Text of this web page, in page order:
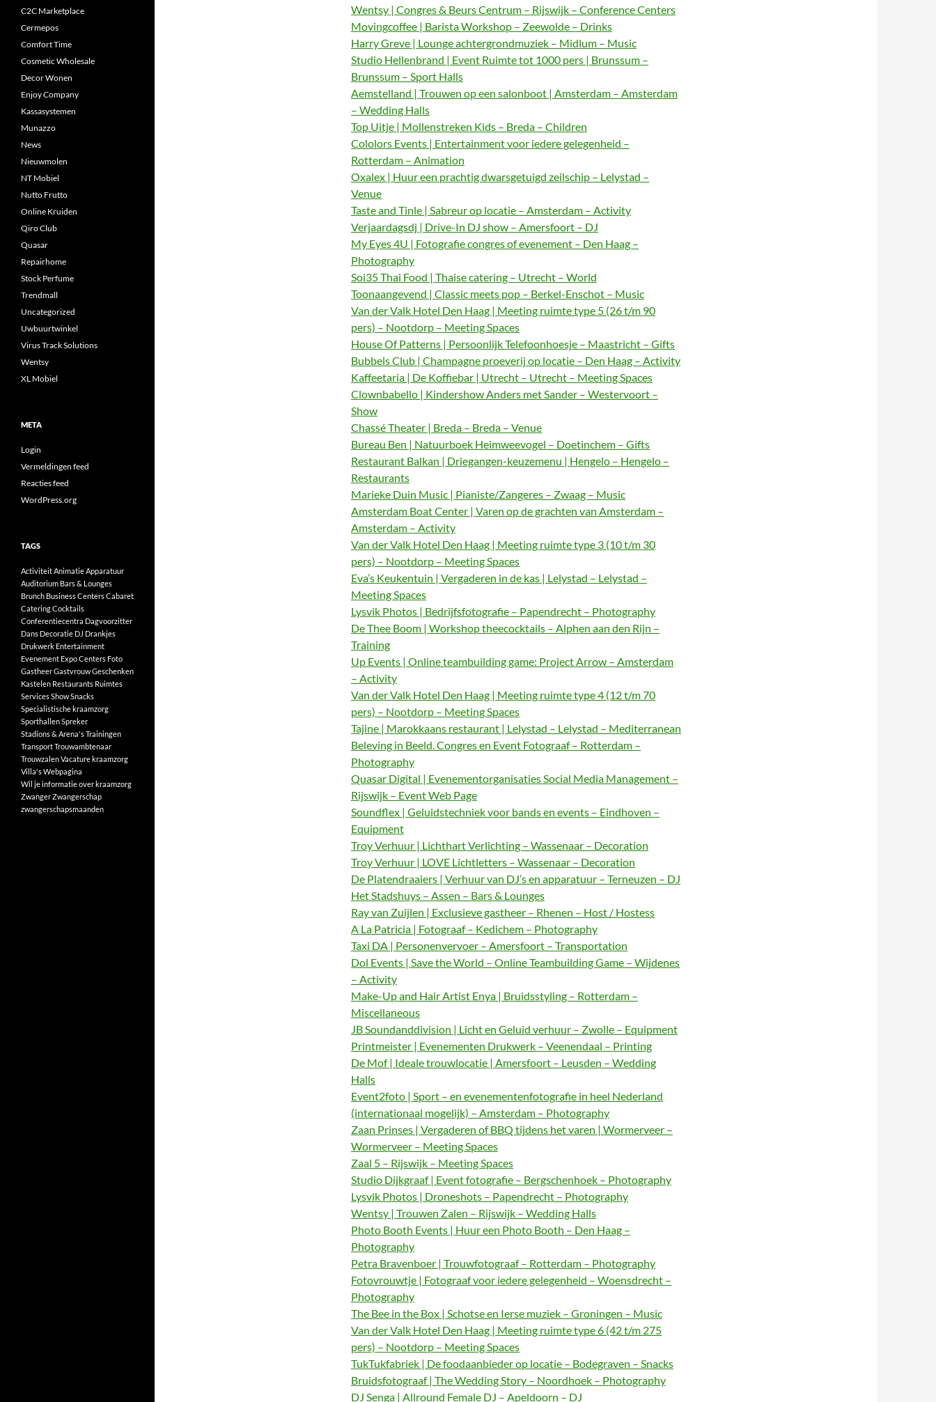
Wentsy | Congres & Beurs Centrum – Rijswijk – Conference Centers
Movingcoffee | Barista Workshop – Zeewolde – Drinks
Harry Greve | Lounge achtergrondmuziek – Midlum – Music
Studio Hellenbrand | Event Ruimte tot 1000 pers | Brunssum –
Brunssum – Sport Halls
Aemstelland | Trouwen op een salonboot | Amsterdam – Amsterdam
– Wedding Halls
Top Uitje | Mollenstreken Kids – Breda – Children
Cololors Events | Entertainment voor iedere gelegenheid –
Rotterdam – Animation
Oxalex | Huur een prachtig dwarsgetuigd zeilschip – Lelystad –
Venue
Taste and Tinle | Sabreur op locatie – Amsterdam – Activity
Verjaardagsdj | Drive-In DJ show – Amersfoort – DJ
My Eyes 4U | Fotografie congres of evenement – Den Haag –
Photography
Soi35 Thai Food | Thaise catering – Utrecht – World
Toonaangevend | Classic meets pop – Berkel-Enschot – Music
Van der Valk Hotel Den Haag | Meeting ruimte type 5 (26 t/m 90
pers) – Nootdorp – Meeting Spaces
House Of Patterns | Persoonlijk Telefoonhoesje – Maastricht – Gifts
Bubbels Club | Champagne proeverij op locatie – Den Haag – Activity
Kaffeetaria | De Koffiebar | Utrecht – Utrecht – Meeting Spaces
Clownbabello | Kindershow Anders met Sander – Westervoort –
Show
Chassé Theater | Breda – Breda – Venue
Bureau Ben | Natuurboek Heimweevogel – Doetinchem – Gifts
Restaurant Balkan | Driegangen-keuzemenu | Hengelo – Hengelo –
Restaurants
Marieke Duin Music | Pianiste/Zangeres – Zwaag – Music
Amsterdam Boat Center | Varen op de grachten van Amsterdam –
Amsterdam – Activity
Van der Valk Hotel Den Haag | Meeting ruimte type 3 (10 t/m 30
pers) – Nootdorp – Meeting Spaces
Eva’s Keukentuin | Vergaderen in de kas | Lelystad – Lelystad –
Meeting Spaces
Lysvik Photos | Bedrijfsfotografie – Papendrecht – Photography
De Thee Boom | Workshop theecocktails – Alphen aan den Rijn –
Training
Up Events | Online teambuilding game: Project Arrow – Amsterdam
– Activity
Van der Valk Hotel Den Haag | Meeting ruimte type 4 (12 t/m 70
pers) – Nootdorp – Meeting Spaces
Tajine | Marokkaans restaurant | Lelystad – Lelystad – Mediterranean
Beleving in Beeld. Congres en Event Fotograaf – Rotterdam –
Photography
Quasar Digital | Evenementorganisaties Social Media Management –
Rijswijk – Event Web Page
Soundflex | Geluidstechniek voor bands en events – Eindhoven –
Equipment
Troy Verhuur | Lichthart Verlichting – Wassenaar – Decoration
Troy Verhuur | LOVE Lichtletters – Wassenaar – Decoration
De Platendraaiers | Verhuur van DJ’s en apparatuur – Terneuzen – DJ
Het Stadshuys – Assen – Bars & Lounges
Ray van Zuijlen | Exclusieve gastheer – Rhenen – Host / Hostess
A La Patricia | Fotograaf – Kedichem – Photography
Taxi DA | Personenvervoer – Amersfoort – Transportation
Dol Events | Save the World – Online Teambuilding Game – Wijdenes
– Activity
Make-Up and Hair Artist Enya | Bruidsstyling – Rotterdam –
Miscellaneous
JB Soundanddivision | Licht en Geluid verhuur – Zwolle – Equipment
Printmeister | Evenementen Drukwerk – Veenendaal – Printing
De Mof | Ideale trouwlocatie | Amersfoort – Leusden – Wedding
Halls
Event2foto | Sport – en evenementenfotografie in heel Nederland
(internationaal mogelijk) – Amsterdam – Photography
Zaan Prinses | Vergaderen of BBQ tijdens het varen | Wormerveer –
Wormerveer – Meeting Spaces
Zaal 5 – Rijswijk – Meeting Spaces
Studio Dijkgraaf | Event fotografie – Bergschenhoek – Photography
Lysvik Photos | Droneshots – Papendrecht – Photography
Wentsy | Trouwen Zalen – Rijswijk – Wedding Halls
Photo Booth Events | Huur een Photo Booth – Den Haag –
Photography
Petra Bravenboer | Trouwfotograaf – Rotterdam – Photography
Fotovrouwtje | Fotograaf voor iedere gelegenheid – Woensdrecht –
Photography
The Bee in the Box | Schotse en Ierse muziek – Groningen – Music
Van der Valk Hotel Den Haag | Meeting ruimte type 6 (42 t/m 275
pers) – Nootdorp – Meeting Spaces
TukTukfabriek | De foodaanbieder op locatie – Bodegraven – Snacks
Bruidsfotograaf | The Wedding Story – Noordhoek – Photography
DJ Senga | Allround Female DJ – Apeldoorn – DJ
C2C Marketplace
Cermepos
Comfort Time
Cosmetic Wholesale
Decor Wonen
Enjoy Company
Kassasystemen
Munazzo
News
Nieuwmolen
NT Mobiel
Nutto Frutto
Online Kruiden
Qiro Club
Quasar
Repairhome
Stock Perfume
Trendmall
Uncategorized
Uwbuurtwinkel
Virus Track Solutions
Wentsy
XL Mobiel
META
Login
Vermeldingen feed
Reacties feed
WordPress.org
TAGS
ActiviteitAnimatieApparatuur
Auditorium Bars & Lounges
Brunch Business CentersCabaret
CateringCocktails
Conferentiecentra Dagvoorzitter
Dans Decoratie DJ Drankjes
Drukwerk Entertainment
Evenement Expo Centers Foto
GastheerGastvrouwGeschenken
Kastelen Restaurants Ruimtes
ServicesShowSnacks
Specialistische kraamzorg
SporthallenSpreker
Stadions & Arena'sTrainingen
TransportTrouwambtenaar
TrouwzalenVacature kraamzorg
Villa'sWebpagina
Wil je informatie over kraamzorg
ZwangerZwangerschap
zwangerschapsmaanden